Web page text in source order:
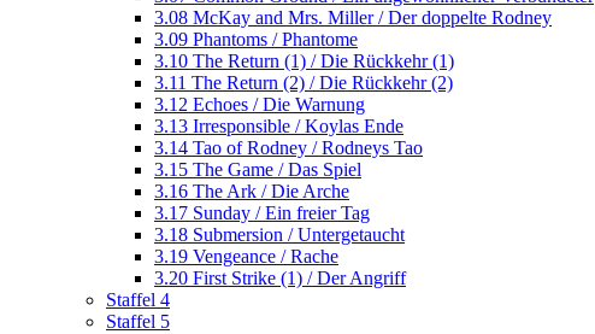
3.08 McKay and Mrs. Miller / Der doppelte Rodney
3.09 Phantoms / Phantome
3.10 The Return (1) / Die Rückkehr (1)
3.11 The Return (2) / Die Rückkehr (2)
3.12 Echoes / Die Warnung
3.13 Irresponsible / Koylas Ende
3.14 Tao of Rodney / Rodneys Tao
3.15 The Game / Das Spiel
3.16 The Ark / Die Arche
3.17 Sunday / Ein freier Tag
3.18 Submersion / Untergetaucht
3.19 Vengeance / Rache
3.20 First Strike (1) / Der Angriff
Staffel 4
Staffel 5